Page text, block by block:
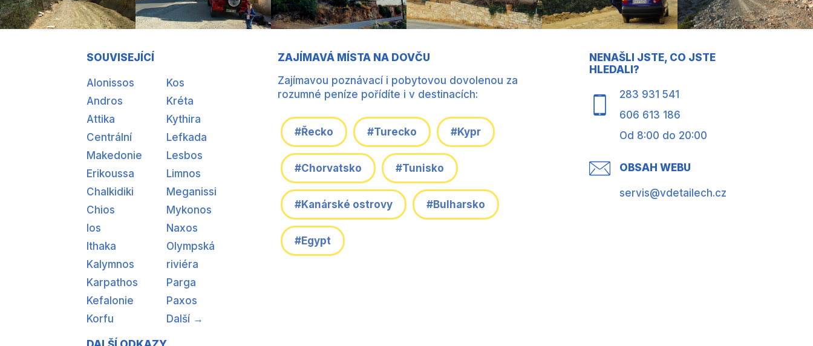
SOUVISEJÍCÍ
Alonissos
Andros
Attika
Centrální
Makedonie
Erikoussa
Chalkidiki
Chios
Ios
Ithaka
Kalymnos
Karpathos
Kefalonie
Korfu
Kos
Kréta
Kythira
Lefkada
Lesbos
Limnos
Meganissi
Mykonos
Naxos
Olympská
riviéra
Parga
Paxos
Další →
ZAJÍMAVÁ MÍSTA NA DOVČU
Zajímavou poznávací i pobytovou dovolenou za
rozumné peníze pořídíte i v destinacích:
#Řecko #Turecko #Kypr
#Chorvatsko #Tunisko
#Kanárské ostrovy #Bulharsko
#Egypt
NENAŠLI JSTE, CO JSTE
HLEDALI?
283 931 541
606 613 186
Od 8:00 do 20:00
OBSAH WEBU
servis@vdetailech.cz